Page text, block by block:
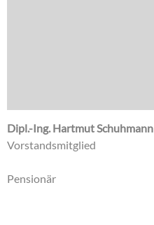
Dipl.-Ing. Hartmut Schuhmann
Vorstandsmitglied
Pensionär